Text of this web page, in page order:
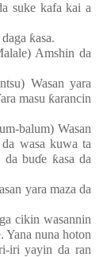
suke kafa kai a
daga ƙasa.
) Amshin da
Wasan yara
masu ƙarancin
balum) Wasan
wasa kuwa ta
da buɗe ƙasa da
n yara maza da
cikin wasannin
Yana nuna hoton
iri yayin da ran